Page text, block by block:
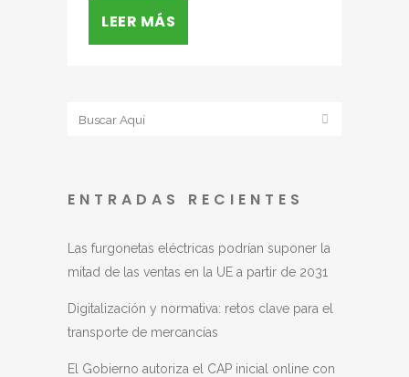
LEER MÁS
ENTRADAS RECIENTES
Las furgonetas eléctricas podrían suponer la
mitad de las ventas en la UE a partir de 2031
Digitalización y normativa: retos clave para el
transporte de mercancías
El Gobierno autoriza el CAP inicial online con